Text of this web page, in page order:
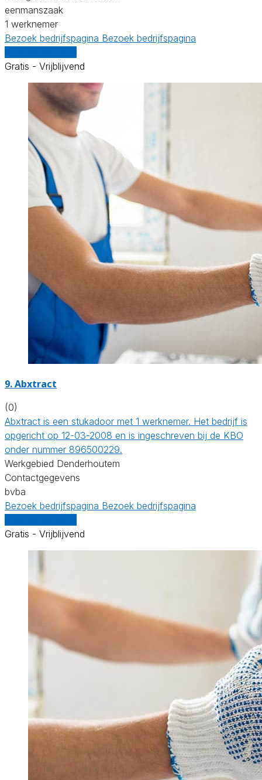
eenmanszaak
1 werknemer
Bezoek bedrijfspagina Bezoek bedrijfspagina
Gratis - Vrijblijvend
9. Abxtract
(0)
Abxtract is een stukadoor met 1 werknemer. Het bedrijf is
opgericht op 12-03-2008 en is ingeschreven bij de KBO
onder nummer 896500229.
Werkgebied Denderhoutem
Contactgegevens
bvba
Bezoek bedrijfspagina Bezoek bedrijfspagina
Gratis - Vrijblijvend